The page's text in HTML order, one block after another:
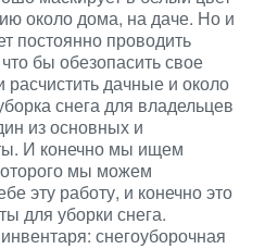
около дома, на даче. Но и
постоянно проводить
бы обезопасить свое
дачные и около
снега для владельцев
из основных и
И конечно мы ищем
мы можем
эту работу, и конечно это
для уборки снега.
снегоуборочная